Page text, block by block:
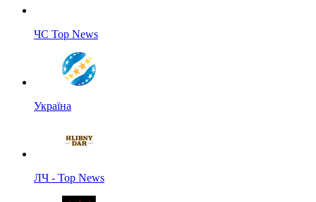
ЧС Top News
Україна
ЛЧ - Top News